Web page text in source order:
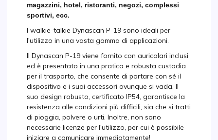
magazzini, hotel, ristoranti, negozi, complessi
sportivi, ecc.
I walkie-talkie Dynascan P-19 sono ideali per
l'utilizzo in una vasta gamma di applicazioni.
Il Dynascan P-19 viene fornito con auricolari inclusi
ed è presentato in una pratica e robusta custodia
per il trasporto, che consente di portare con sé il
dispositivo e i suoi accessori ovunque si vada. Il
suo design robusto, certificato IP54, garantisce la
resistenza alle condizioni più difficili, sia che si tratti
di pioggia, polvere o urti. Inoltre, non sono
necessarie licenze per l'utilizzo, per cui è possibile
iniziare a comunicare immediatamente!